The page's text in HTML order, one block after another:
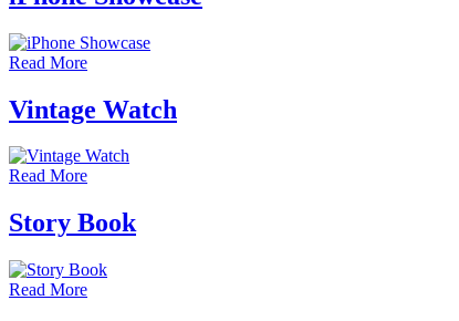
Read More
Vintage Watch
Read More
Story Book
Read More